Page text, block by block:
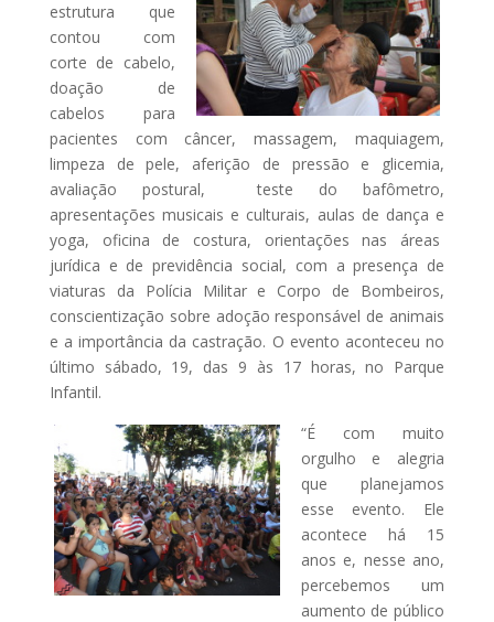
estrutura que
contou com
corte de cabelo,
doação de
cabelos para
pacientes com câncer, massagem, maquiagem,
limpeza de pele, aferição de pressão e glicemia,
avaliação postural, teste do bafômetro,
apresentações musicais e culturais, aulas de dança e
yoga, oficina de costura, orientações nas áreas
jurídica e de previdência social, com a presença de
viaturas da Polícia Militar e Corpo de Bombeiros,
conscientização sobre adoção responsável de animais
e a importância da castração. O evento aconteceu no
último sábado, 19, das 9 às 17 horas, no Parque
Infantil.
“É com muito
orgulho e alegria
que planejamos
esse evento. Ele
acontece há 15
anos e, nesse ano,
percebemos um
aumento de público